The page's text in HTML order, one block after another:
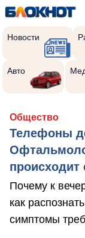
Новости
Авто
Общество
Телефоны
происходит
Почему к
как
симптомы